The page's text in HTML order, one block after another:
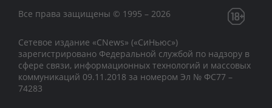
Все права защищены © 1995 – 2026
Сетевое издание «CNews» («СиНьюс»)
зарегистрировано Федеральной службой по надзору в
сфере связи, информационных технологий и массовых
коммуникаций 09.11.2018 за номером Эл № ФС77 –
74283